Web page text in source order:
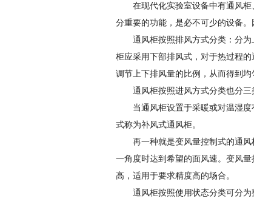
在现代化实验室设备中有通风
分重要的功能，是必不可少的设备
通风柜按照排风方式分类：分
柜应采用下部排风式，对于热过程
调节上下排风量的比例，从而得到均
通风柜按照进风方式分类也分
当通风柜设置于采暖或对温湿
式称为补风式通风柜。
再一种就是变风量控制式的通
一角度时达到希望的面风速。变风
高，适用于要求精度高的场合。
通风柜按照使用状态分类可分